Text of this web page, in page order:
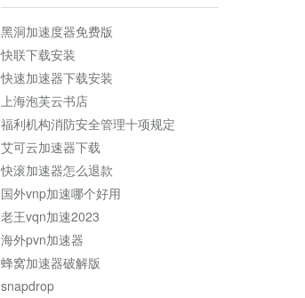
黑洞加速度器免费版
快联下载安装
快速加速器下载安装
上海泡芙云书店
福利机构消防安全管理十项规定
艾可云加速器下载
快滚加速器怎么退款
国外vnp加速哪个好用
老王vqn加速2023
海外pvn加速器
蜂窝加速器破解版
snapdrop